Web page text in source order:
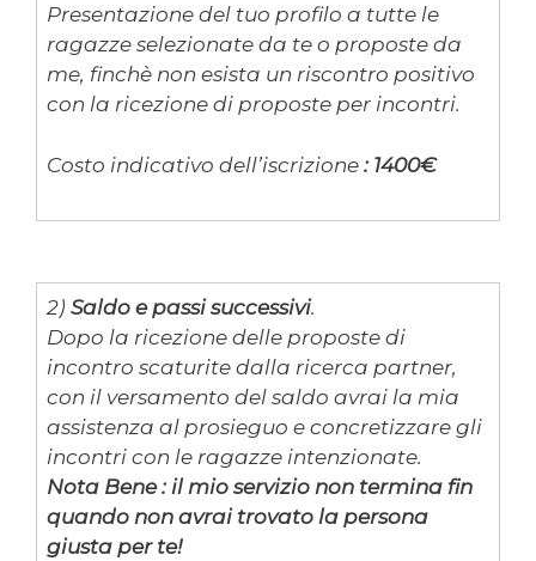
Presentazione del tuo profilo a tutte le
ragazze selezionate da te o proposte da
me, finchè non esista un riscontro positivo
con la ricezione di proposte per incontri.
Costo indicativo dell’iscrizione : 1400€
2) Saldo e passi successivi.
Dopo la ricezione delle proposte di
incontro scaturite dalla ricerca partner,
con il versamento del saldo avrai la mia
assistenza al prosieguo e concretizzare gli
incontri con le ragazze intenzionate.
Nota Bene : il mio servizio non termina fin
quando non avrai trovato la persona
giusta per te!